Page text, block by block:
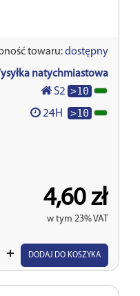
towaru:dostępny
natychmiastowa
S2 >10
24H >10
4,60 zł
w tym 23% VAT
DODAJ DO KOSZYKA